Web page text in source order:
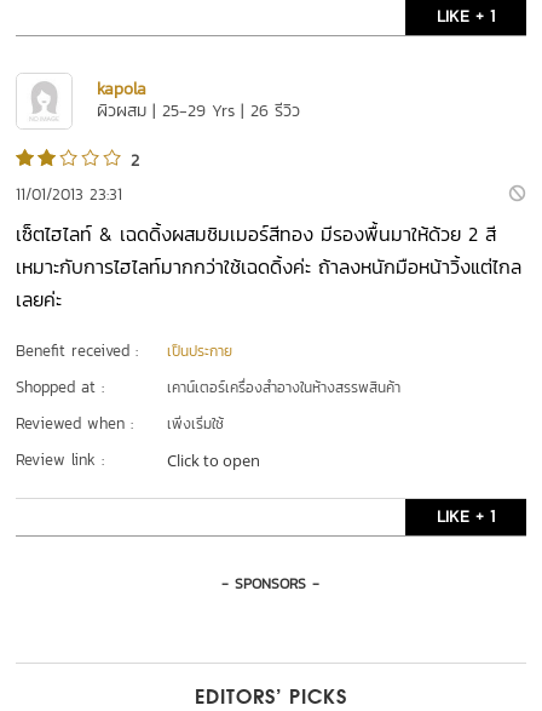
LIKE + 1
kapola
ผิวผสม | 25-29 Yrs | 26 รีวิว
2
11/01/2013 23:31
เซ็ตไฮไลท์ & เฉดดิ้งผสมชิมเมอร์สีทอง มีรองพื้นมาให้ด้วย 2 สี
เหมาะกับการไฮไลท์มากกว่าใช้เฉดดิ้งค่ะ ถ้าลงหนักมือหน้าวิ้งแต่ไกล
เลยค่ะ
Benefit received : เป็นประกาย
Shopped at : เคาน์เตอร์เครื่องสำอางในห้างสรรพสินค้า
Reviewed when : เพิ่งเริ่มใช้
Review link : Click to open
LIKE + 1
- SPONSORS -
EDITORS’ PICKS